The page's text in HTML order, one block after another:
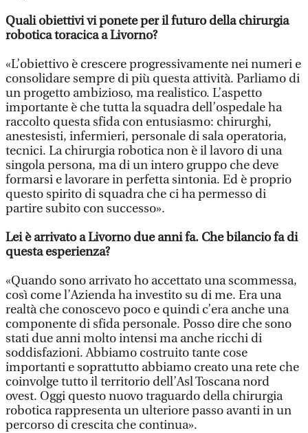
Quali obiettivi vi ponete per il futuro della chirurgia
robotica toracica a Livorno?
«L’obiettivo è crescere progressivamente nei numeri e
consolidare sempre di più questa attività. Parliamo di
un progetto ambizioso, ma realistico. L’aspetto
importante è che tutta la squadra dell’ospedale ha
raccolto questa sfida con entusiasmo: chirurghi,
anestesisti, infermieri, personale di sala operatoria,
tecnici. La chirurgia robotica non è il lavoro di una
singola persona, ma di un intero gruppo che deve
formarsi e lavorare in perfetta sintonia. Ed è proprio
questo spirito di squadra che ci ha permesso di
partire subito con successo».
Lei è arrivato a Livorno due anni fa. Che bilancio fa di
questa esperienza?
«Quando sono arrivato ho accettato una scommessa,
così come l’Azienda ha investito su di me. Era una
realtà che conoscevo poco e quindi c’era anche una
componente di sfida personale. Posso dire che sono
stati due anni molto intensi ma anche ricchi di
soddisfazioni. Abbiamo costruito tante cose
importanti e soprattutto abbiamo creato una rete che
coinvolge tutto il territorio dell’Asl Toscana nord
ovest. Oggi questo nuovo traguardo della chirurgia
robotica rappresenta un ulteriore passo avanti in un
percorso di crescita che continua».